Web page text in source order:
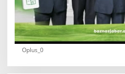
Oplus_0